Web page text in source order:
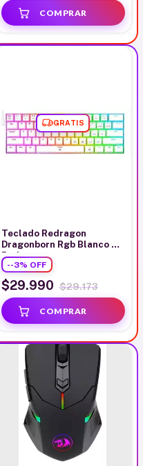
GRATIS
Teclado Redragon
Dragonborn Rgb Blanco Sw
Red
--3% OFF
$29.990 $29.173
GRATIS